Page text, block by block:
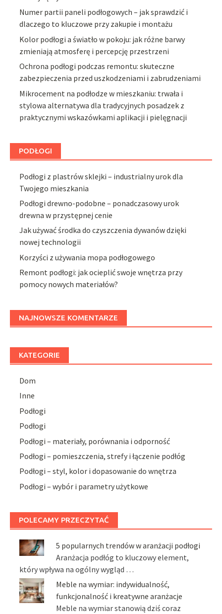
Numer partii paneli podłogowych – jak sprawdzić i
dlaczego to kluczowe przy zakupie i montażu
Kolor podłogi a światło w pokoju: jak różne barwy
zmieniają atmosferę i percepcję przestrzeni
Ochrona podłogi podczas remontu: skuteczne
zabezpieczenia przed uszkodzeniami i zabrudzeniami
Mikrocement na podłodze w mieszkaniu: trwała i
stylowa alternatywa dla tradycyjnych posadzek z
praktycznymi wskazówkami aplikacji i pielęgnacji
PODŁOGI
Podłogi z plastrów sklejki – industrialny urok dla
Twojego mieszkania
Podłogi drewno-podobne – ponadczasowy urok
drewna w przystępnej cenie
Jak używać środka do czyszczenia dywanów dzięki
nowej technologii
Korzyści z używania mopa podłogowego
Remont podłogi: jak ocieplić swoje wnętrza przy
pomocy nowych materiałów?
NAJNOWSZE KOMENTARZE
KATEGORIE
Dom
Inne
Podłogi
Podłogi
Podłogi – materiały, porównania i odporność
Podłogi – pomieszczenia, strefy i łączenie podłóg
Podłogi – styl, kolor i dopasowanie do wnętrza
Podłogi – wybór i parametry użytkowe
POLECAMY PRZECZYTAĆ
5 popularnych trendów w aranżacji podłogi
Aranżacja podłóg to kluczowy element,
który wpływa na ogólny wygląd …
Meble na wymiar: indywidualność,
funkcjonalność i kreatywne aranżacje
Meble na wymiar stanowią dziś coraz